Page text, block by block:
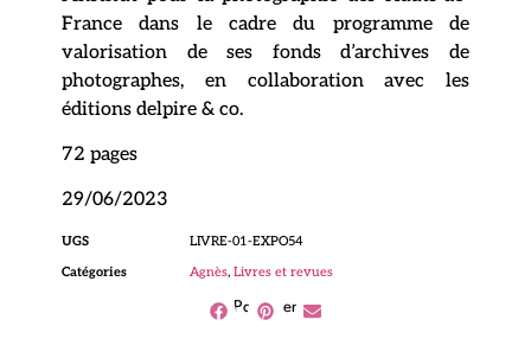
France dans le cadre du programme de
valorisation de ses fonds d’archives de
photographes, en collaboration avec les
éditions delpire & co.
72 pages
29/06/2023
UGS
LIVRE-01-EXPO54
Catégories
Agnès, Livres et revues
Partager